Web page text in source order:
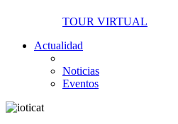
TOUR VIRTUAL
Actualidad
Noticias
Eventos